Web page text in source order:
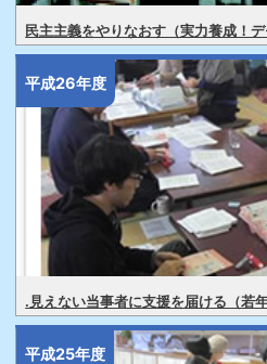
民主主義をやりなおす（実力養成！デ
平成26年度
.見えない当事者に支援を届ける（若
平成25年度